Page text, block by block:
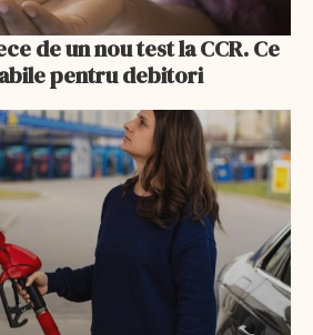
de un nou test la CCR. Ce
pentru debitori